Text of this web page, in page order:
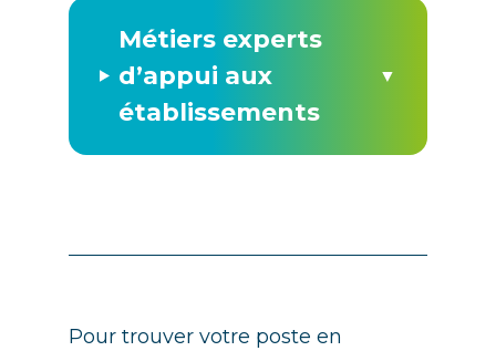
Métiers experts
d’appui aux
établissements
▼
Pour trouver votre poste en